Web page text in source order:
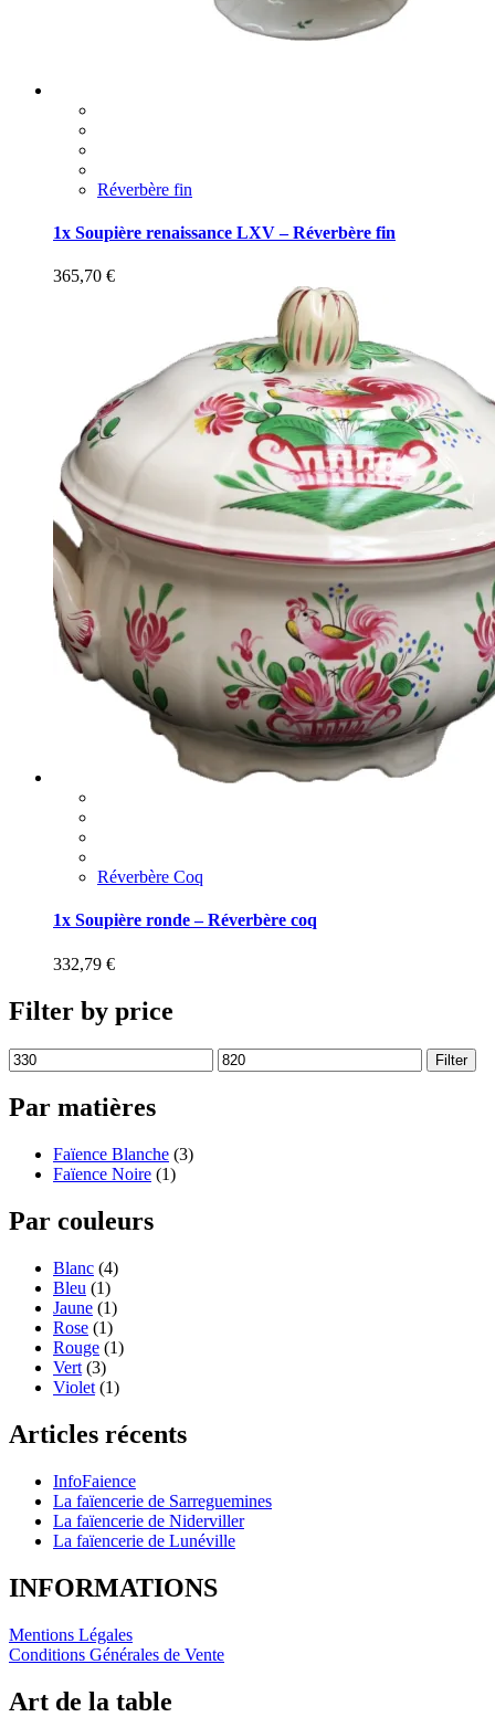
Réverbère fin
1x Soupière renaissance LXV – Réverbère fin
365,70 €
Réverbère Coq
1x Soupière ronde – Réverbère coq
332,79 €
Filter by price
Filter
Par matières
Faïence Blanche (3)
Faïence Noire (1)
Par couleurs
Blanc (4)
Bleu (1)
Jaune (1)
Rose (1)
Rouge (1)
Vert (3)
Violet (1)
Articles récents
InfoFaience
La faïencerie de Sarreguemines
La faïencerie de Niderviller
La faïencerie de Lunéville
INFORMATIONS
Mentions Légales
Conditions Générales de Vente
Art de la table